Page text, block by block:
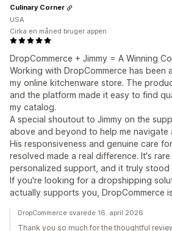
DropCommerce + Jimmy = A Winning
Working with DropCommerce has been
my online kitchenware store. The
and the platform made it easy to find
my catalog.
A special shoutout to Jimmy on the
above and beyond to help me navigate
His responsiveness and genuine care
resolved made a real difference. It's
personalized support, and it truly stood
If you're looking for a dropshipping
actually supports you, DropCommerce
Culinary Corner
USA
Cirka en måned bruger appen
DropCommerce svarede 16. april 2026
Thank you so much for the thoughtful